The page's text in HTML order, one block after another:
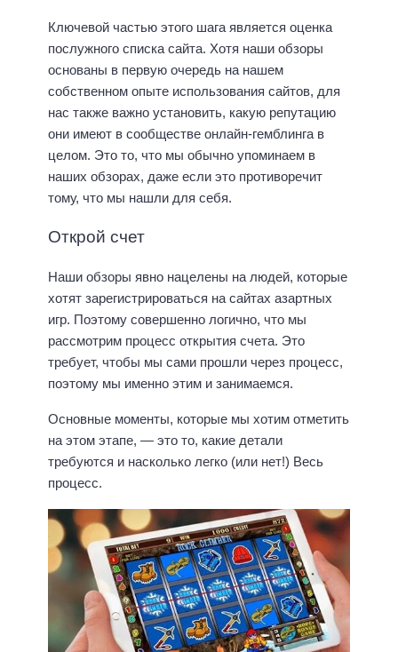
Ключевой частью этого шага является оценка
послужного списка сайта. Хотя наши обзоры
основаны в первую очередь на нашем
собственном опыте использования сайтов, для
нас также важно установить, какую репутацию
они имеют в сообществе онлайн-гемблинга в
целом. Это то, что мы обычно упоминаем в
наших обзорах, даже если это противоречит
тому, что мы нашли для себя.
Открой счет
Наши обзоры явно нацелены на людей, которые
хотят зарегистрироваться на сайтах азартных
игр. Поэтому совершенно логично, что мы
рассмотрим процесс открытия счета. Это
требует, чтобы мы сами прошли через процесс,
поэтому мы именно этим и занимаемся.
Основные моменты, которые мы хотим отметить
на этом этапе, — это то, какие детали
требуются и насколько легко (или нет!) Весь
процесс.